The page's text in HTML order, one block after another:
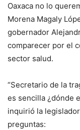
Oaxaca no lo
Morena Magaly
gobernador
comparecer por el
sector salud.
“Secretario de la
es sencilla ¿dónde
inquirió la
preguntas: